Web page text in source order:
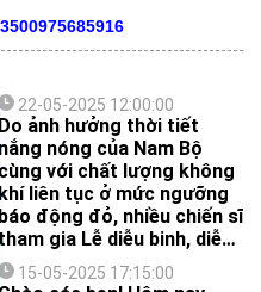
22-05-2025 12:00:00
Do ảnh hưởng thời tiết
nắng nóng của Nam Bộ
cùng với chất lượng không
khí liên tục ở mức ngưỡng
báo động đỏ, nhiều chiến sĩ
tham gia Lễ diễu binh, diễu
Kỷ niệm 50 năm Ngày
Giải phóng miền Nam,
15-05-2025 17:15:00